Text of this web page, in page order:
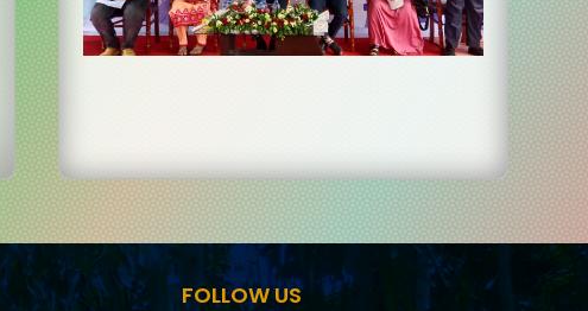
FOLLOW US